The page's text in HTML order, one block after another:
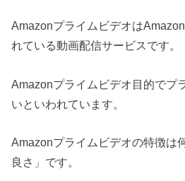
Amazonプライムビデオは
れている動画配信サービスです。
Amazonプライムビデオ目的でプ
いといわれています。
Amazonプライムビデオの特徴は
良さ」です。